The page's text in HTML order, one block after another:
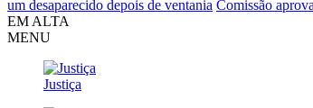
um desaparecido depois de ventania Comissão
EM ALTA
MENU
Justiça